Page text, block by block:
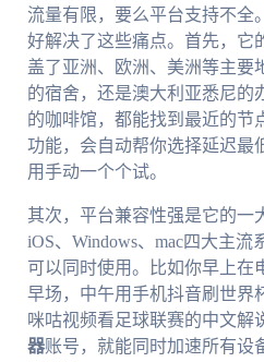
流量有限，要么平台支持不全。
好解决了这些痛点。首先，它
盖了亚洲、欧洲、美洲等主要
的宿舍，还是澳大利亚悉尼的
的咖啡馆，都能找到最近的节
功能，会自动帮你选择延迟最
用手动一个个试。
其次，平台兼容性强是它的一
iOS、Windows、mac四大主
可以同时使用。比如你早上在
早场，中午用手机抖音刷世界
咪咕视频看足球联赛的中文解
器账号，就能同时加速所有设